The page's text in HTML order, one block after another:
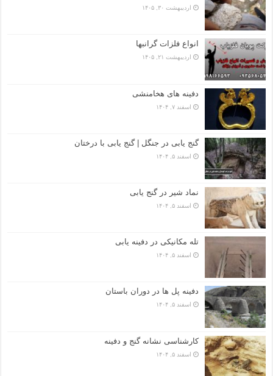
اردیبهشت ۳۰, ۱۴۰۵
انواع فلزات گرانبها
اردیبهشت ۲۱, ۱۴۰۵
دفینه های هخامنشی
اسفند ۷, ۱۴۰۴
گنج یابی در جنگل | گنج یابی با درختان
اسفند ۵, ۱۴۰۴
نماد شیر در گنج یابی
اسفند ۵, ۱۴۰۴
تله مکانیکی در دفینه یابی
اسفند ۵, ۱۴۰۴
دفینه پل ها در دوران باستان
اسفند ۵, ۱۴۰۴
کارشناسی نشانه گنج و دفینه
اسفند ۵, ۱۴۰۴